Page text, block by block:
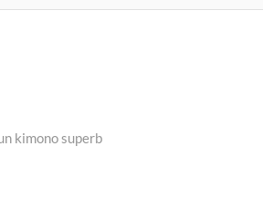
kimono superb